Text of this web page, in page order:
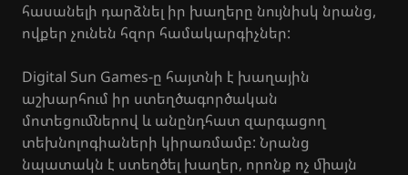
հասանելի դարձնել իր խաղերը նույնիսկ նրանց,
ովքեր չունեն հզոր համակարգիչներ:
Digital Sun Games-ը հայտնի է խաղային
աշխարհում իր ստեղծագործական
մոտեցումներով և անընդհատ զարգացող
տեխնոլոգիաների կիրառմամբ: Նրանց
նպատակն է ստեղծել խաղեր, որոնք ոչ միայն